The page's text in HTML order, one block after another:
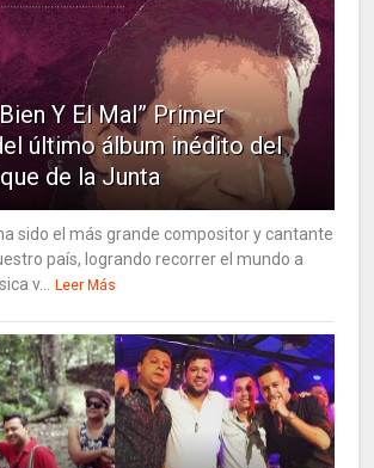
Y El Mal” Primer
último álbum inédito del
de la Junta
sido el más grande compositor y cantante
país, logrando recorrer el mundo a
v...
Leer Más